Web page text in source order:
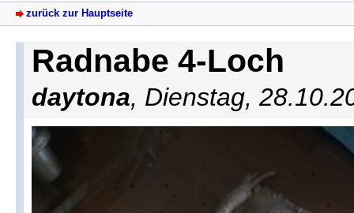
zurück zur Hauptseite
Radnabe 4-Loch
daytona, Dienstag,